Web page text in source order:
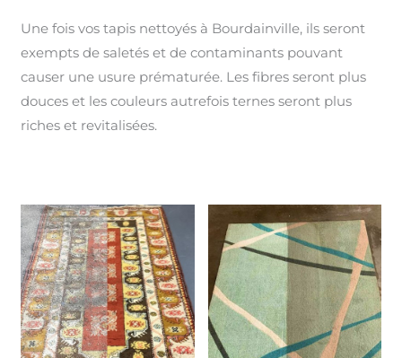
Une fois vos tapis nettoyés à Bourdainville, ils seront
exempts de saletés et de contaminants pouvant
causer une usure prématurée. Les fibres seront plus
douces et les couleurs autrefois ternes seront plus
riches et revitalisées.